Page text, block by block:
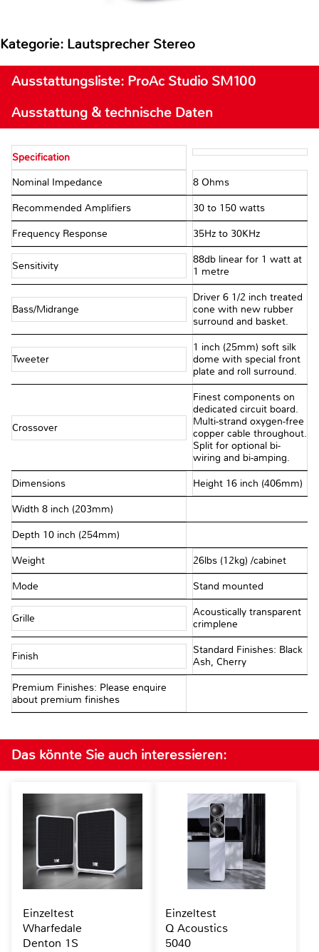
Kategorie: Lautsprecher Stereo
Ausstattungsliste: ProAc Studio SM100
Ausstattung & technische Daten
Specification
Nominal Impedance 8 Ohms
Recommended Amplifiers 30 to 150 watts
Frequency Response 35Hz to 30KHz
Sensitivity
88db linear for 1 watt at
1 metre
Bass/Midrange
Driver 6 1/2 inch treated
cone with new rubber
surround and basket.
Tweeter
1 inch (25mm) soft silk
dome with special front
plate and roll surround.
Crossover
Finest components on
dedicated circuit board.
Multi-strand oxygen-free
copper cable throughout.
Split for optional bi-
wiring and bi-amping.
Dimensions Height 16 inch (406mm)
Width 8 inch (203mm)
Depth 10 inch (254mm)
Weight 26lbs (12kg) /cabinet
Mode Stand mounted
Grille
Acoustically transparent
crimplene
Finish
Standard Finishes: Black
Ash, Cherry
Premium Finishes: Please enquire
about premium finishes
Das könnte Sie auch interessieren:
Einzeltest
Wharfedale
Denton 1S
Einzeltest
Q Acoustics
5040